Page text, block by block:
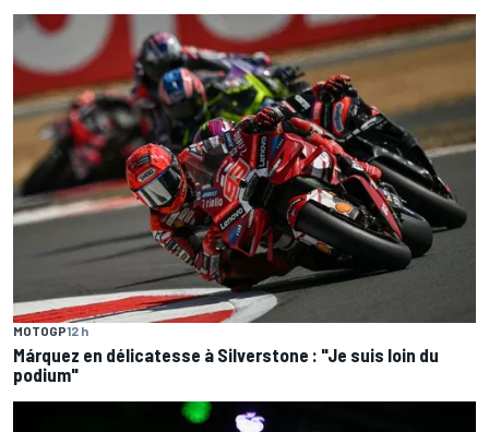
MOTOGP12 h
Márquez en délicatesse à Silverstone : "Je suis loin du
podium"